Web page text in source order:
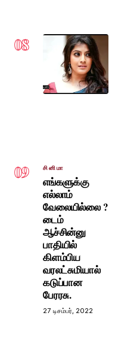
08
09 சினிமா
எங்களுக்கு
எல்லாம்
வேலையில்லை ?
டைம்
ஆச்சின்னு
பாதியில்
கிளம்பிய
வரலட்சுமியால்
கடுப்பான
பேரரசு.
27 டிசம்பர், 2022